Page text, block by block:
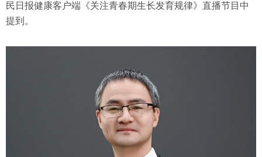
民日报健康客户端《关注青春期生长发育规律》直播节目中
提到。